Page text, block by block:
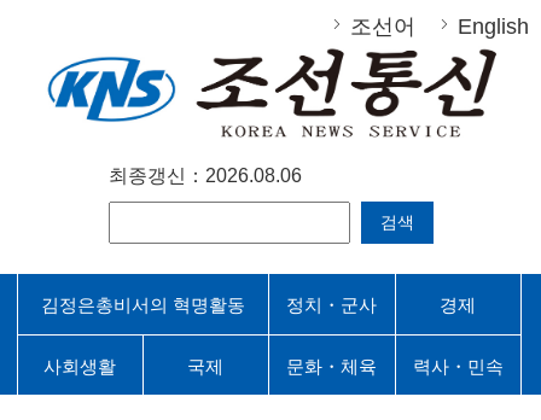
조선어 English
최종갱신：2026.08.06
검색
김정은총비서의 혁명활동 정치・군사 경제
사회생활 국제 문화・체육 력사・민속